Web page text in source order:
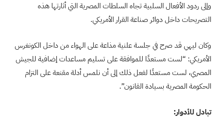
وإلى ردود الأفعال السلبية تجاه السلطات المصرية التي أثارتها هذه
التصريحات داخل دوائر صناعة القرار الأمريكي.
وكان ليهي قد صرح في جلسة علنية مذاعة على الهواء من داخل الكونغرس
الأمريكي: “لست مستعدًا للموافقة على تسليم مساعدات إضافية للجيش
المصري، لست مستعدًا لفعل ذلك إلى أن نلمس أدلة مقنعة على التزام
الحكومة المصرية بسيادة القانون”.
تبادل للأدوار: